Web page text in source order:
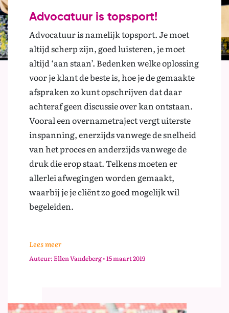
Advocatuur is topsport!
Advocatuur is namelijk topsport. Je moet
altijd scherp zijn, goed luisteren, je moet
altijd ‘aan staan’. Bedenken welke oplossing
voor je klant de beste is, hoe je de gemaakte
afspraken zo kunt opschrijven dat daar
achteraf geen discussie over kan ontstaan.
Vooral een overnametraject vergt uiterste
inspanning, enerzijds vanwege de snelheid
van het proces en anderzijds vanwege de
druk die erop staat. Telkens moeten er
allerlei afwegingen worden gemaakt,
waarbij je je cliënt zo goed mogelijk wil
begeleiden.
Lees meer
Auteur: Ellen Vandeberg • 15 maart 2019